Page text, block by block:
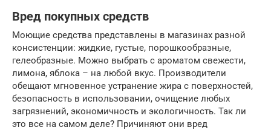
Вред покупных средств
Моющие средства представлены в магазинах разной
консистенции: жидкие, густые, порошкообразные,
гелеобразные. Можно выбрать с ароматом свежести,
лимона, яблока – на любой вкус. Производители
обещают мгновенное устранение жира с поверхностей,
безопасность в использовании, очищение любых
загрязнений, экономичность и экологичность. Так ли
это все на самом деле? Причиняют они вред